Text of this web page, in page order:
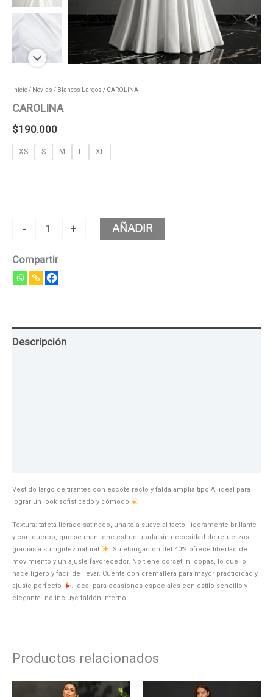
Inicio/ Novias / Blancos Largos / CAROLINA
CAROLINA
$190.000
XS S M L XL
- + AÑADIR
Compartir
Descripción
Vestido largo de tirantes con escote recto y falda amplia tipo A, ideal para
lograr un look sofisticado y cómodo
Textura: tafetá licrado satinado, una tela suave al tacto, ligeramente brillante
y con cuerpo, que se mantiene estructurada sin necesidad de refuerzos
gracias a su rigidez natural
. Su elongación del 40% ofrece libertad de
movimiento y un ajuste favorecedor. No tiene corset, ni copas, lo que lo
hace ligero y fácil de llevar. Cuenta con cremallera para mayor practicidad y
ajuste perfecto
. Ideal para ocasiones especiales con estilo sencillo y
elegante. no incluye faldon interno
Productos relacionados